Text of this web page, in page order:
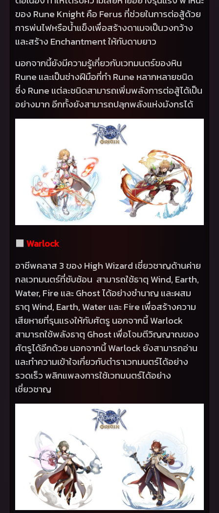
ของ Rune Knightคือ Ferus ที่ช่วยในการต่อสู้ด้วย
การพ่นไฟหรือน้ำแข็งเพื่อสร้างดาเมจเป็นวงกว้าง
และสร้าง Enchantmentให้กับดาบยาว
นอกจากนี้ยังมีความรู้เกี่ยวกับเวทมนตร์ของหิน
Rune และเป็นช่างฝีมือที่ทำ Rune หลากหลายชนิด
ซึ่ง Rune แต่ละชนิดสามารถเพิ่มพลังการต่อสู้ได้เป็น
อย่างมาก อีกทั้งยังสามารถปลุกพลังแห่งมังกรได้
⬛Warlock
อาชีพคลาส 3 ของ High Wizard เชี่ยวชาญด้านค่าย
กลเวทมนตร์ที่ซับซ้อน สามารถใช้ธาตุWind, Earth,
Water, Fire และGhostได้อย่างชำนาญ และผสม
ธาตุWind, Earth, Water และFire เพื่อสร้างความ
เสียหายที่รุนแรงให้กับศัตรู นอกจากนี้Warlock
สามารถใช้พลังธาตุ Ghostเพื่อโจมตีวิญญาณของ
ศัตรูได้อีกด้วย นอกจากนี้Warlock ยังสามารถอ่าน
และทำความเข้าใจเกี่ยวกับตำราเวทมนตร์ได้อย่าง
รวดเร็ว พลิกแพลงการใช้เวทมนตร์ได้อย่าง
เชี่ยวชาญ